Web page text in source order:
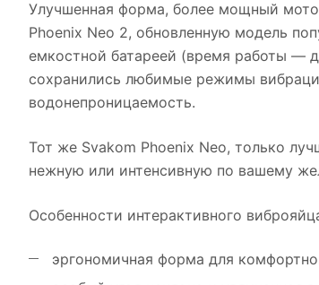
Улучшенная форма, более мощный
Phoenix Neo 2, обновленную модель
емкостной батареей (время работы —
сохранились любимые режимы
водонепроницаемость.
Тот же Svakom Phoenix Neo, только
нежную или интенсивную по вашему
Особенности интерактивного
эргономичная форма для